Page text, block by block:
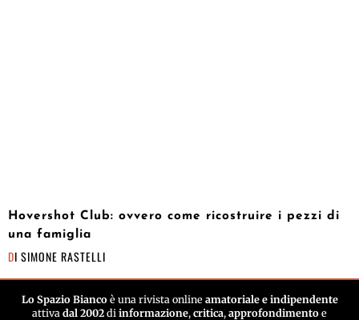
Hovershot Club: ovvero come ricostruire i pezzi di
una famiglia
DI SIMONE RASTELLI
Lo Spazio Biancoè una rivista online amatoriale e indipendente
attiva dal 2002 di informazione, critica, approfondimento e